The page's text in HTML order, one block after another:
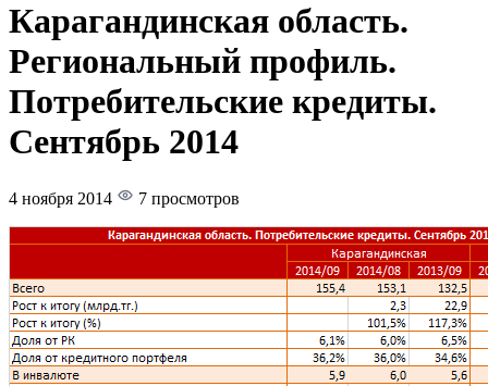
Карагандинская область.
Региональный профиль.
Потребительские кредиты.
Сентябрь 2014
4 ноября 2014 7 просмотров